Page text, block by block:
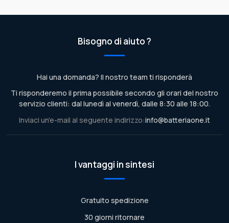
Bisogno di aiuto ?
Hai una domanda? Il nostro team ti risponderà
Ti risponderemo il prima possibile secondo gli orari del nostro
servizio clienti: dal lunedì al venerdì, dalle 8:30 alle 18:00.
Inviaci un'e-mail al seguente indirizzo:info@batteriaone.it
I vantaggi in sintesi
Gratuito spedizione
30 giorni ritornare